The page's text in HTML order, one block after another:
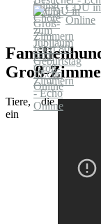
CDU in
Online
Groß-
Tiere, die
ein